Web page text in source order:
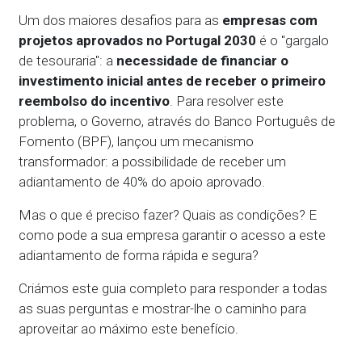
Um dos maiores desafios para as empresas com
projetos aprovados no Portugal 2030 é o "gargalo
de tesouraria": a necessidade de financiar o
investimento inicial antes de receber o primeiro
reembolso do incentivo . Para resolver este
problema, o Governo, através do Banco Português de
Fomento (BPF), lançou um mecanismo
transformador: a possibilidade de receber um
adiantamento de 40% do apoio aprovado.
Mas o que é preciso fazer? Quais as condições? E
como pode a sua empresa garantir o acesso a este
adiantamento de forma rápida e segura?
Criámos este guia completo para responder a todas
as suas perguntas e mostrar-lhe o caminho para
aproveitar ao máximo este benefício.